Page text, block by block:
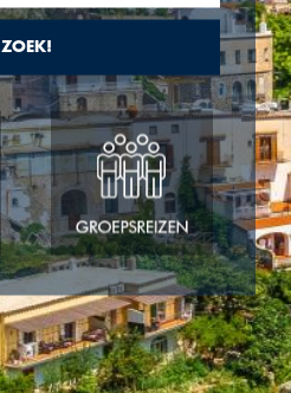
ZOEK!